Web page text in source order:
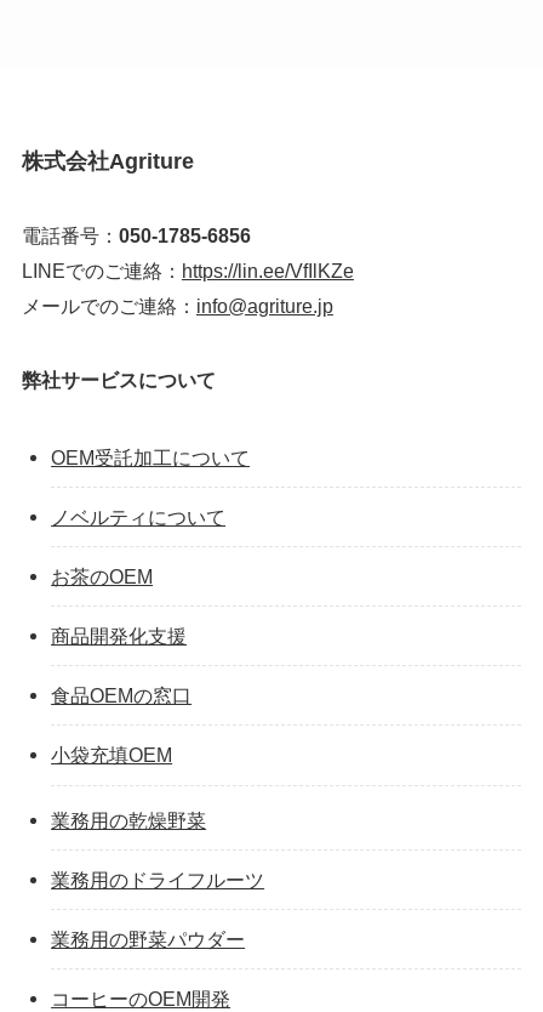
株式会社Agriture
電話番号： 050-1785-6856
LINEでのご連絡： https://lin.ee/VfIlKZe
メールでのご連絡： info@agriture.jp
弊社サービスについて
OEM受託加工について
ノベルティについて
お茶のOEM
商品開発化支援
食品OEMの窓口
小袋充填OEM
業務用の乾燥野菜
業務用のドライフルーツ
業務用の野菜パウダー
コーヒーのOEM開発